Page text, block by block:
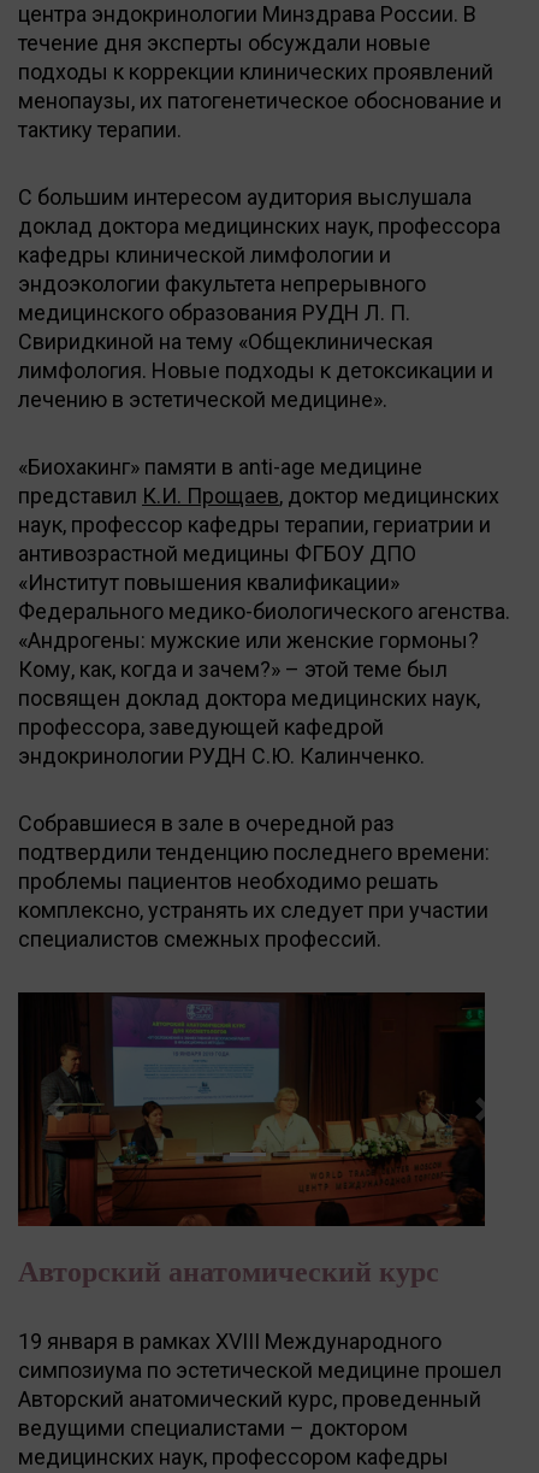
центра эндокринологии Минздрава России. В
течение дня эксперты обсуждали новые
подходы к коррекции клинических проявлений
менопаузы, их патогенетическое обоснование и
тактику терапии.
С большим интересом аудитория выслушала
доклад доктора медицинских наук, профессора
кафедры клинической лимфологии и
эндоэкологии факультета непрерывного
медицинского образования РУДН Л. П.
Свиридкиной на тему «Общеклиническая
лимфология. Новые подходы к детоксикации и
лечению в эстетической медицине».
«Биохакинг» памяти в anti-age медицине
представил К.И. Прощаев, доктор медицинских
наук, профессор кафедры терапии, гериатрии и
антивозрастной медицины ФГБОУ ДПО
«Институт повышения квалификации»
Федерального медико-биологического агенства.
«Андрогены: мужские или женские гормоны?
Кому, как, когда и зачем?» – этой теме был
посвящен доклад доктора медицинских наук,
профессора, заведующей кафедрой
эндокринологии РУДН С.Ю. Калинченко.
Собравшиеся в зале в очередной раз
подтвердили тенденцию последнего времени:
проблемы пациентов необходимо решать
комплексно, устранять их следует при участии
специалистов смежных профессий.
Previous Next
Авторский анатомический курс
19 января в рамках XVIII Международного
симпозиума по эстетической медицине прошел
Авторский анатомический курс, проведенный
ведущими специалистами – доктором
медицинских наук, профессором кафедры